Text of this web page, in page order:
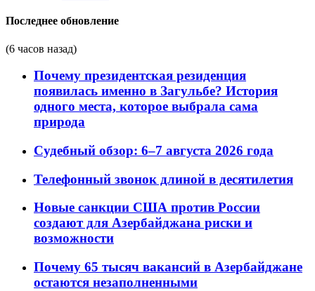
Последнее обновление
(6 часов назад)
Почему президентская резиденция
появилась именно в Загульбе? История
одного места, которое выбрала сама
природа
Судебный обзор: 6–7 августа 2026 года
Телефонный звонок длиной в десятилетия
Новые санкции США против России
создают для Азербайджана риски и
возможности
Почему 65 тысяч вакансий в Азербайджане
остаются незаполненными